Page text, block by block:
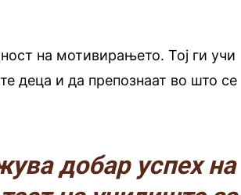
на мотивирањето. Тој ги учи
деца и да препознаат во што се
добар успех на